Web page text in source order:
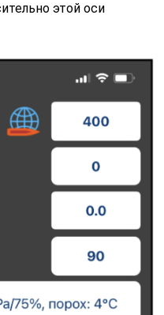
этой оси